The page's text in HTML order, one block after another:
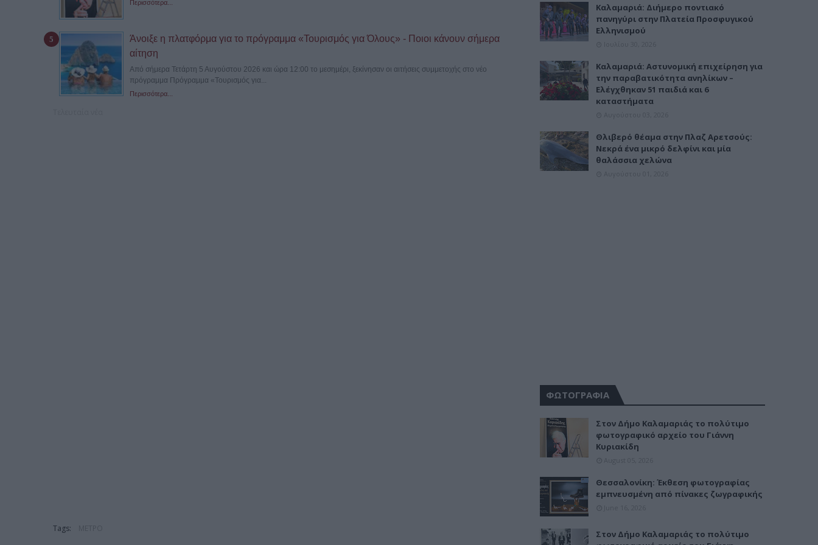
Περισσότερα...
Άνοιξε η πλατφόρμα για το πρόγραμμα «Τουρισμός για Όλους» - Ποιοι κάνουν σήμερα
αίτηση
Από σήμερα Τετάρτη 5 Αυγούστου 2026 και ώρα 12:00 το μεσημέρι, ξεκίνησαν οι αιτήσεις συμμετοχής στο νέο
πρόγραμμα Πρόγραμμα «Τουρισμός για...
Περισσότερα...
Tags:
Καλαμαριά: Διήμερο ποντιακό
πανηγύρι στην Πλατεία Προσφυγικού
Ελληνισμού
Καλαμαριά: Αστυνομική επιχείρηση για
την παραβατικότητα ανηλίκων –
Ελέγχθηκαν 51 παιδιά και 6
καταστήματα
Θλιβερό θέαμα στην Πλαζ Αρετσούς:
Νεκρά ένα μικρό δελφίνι και μία
θαλάσσια χελώνα
ΦΩΤΟΓΡΑΦΙΑ
Στον Δήμο Καλαμαριάς το πολύτιμο
φωτογραφικό αρχείο του Γιάννη
Κυριακίδη
Θεσσαλονίκη: Έκθεση φωτογραφίας
εμπνευσμένη από πίνακες ζωγραφικής
Στον Δήμο Καλαμαριάς το πολύτιμο